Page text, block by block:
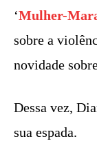
‘Mulher-
sobre a
novidade
Dessa vez,
sua espada.